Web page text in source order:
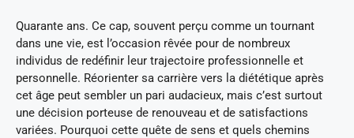
Quarante ans. Ce cap, souvent perçu comme un tournant
dans une vie, est l’occasion rêvée pour de nombreux
individus de redéfinir leur trajectoire professionnelle et
personnelle. Réorienter sa carrière vers la diététique après
cet âge peut sembler un pari audacieux, mais c’est surtout
une décision porteuse de renouveau et de satisfactions
variées. Pourquoi cette quête de sens et quels chemins